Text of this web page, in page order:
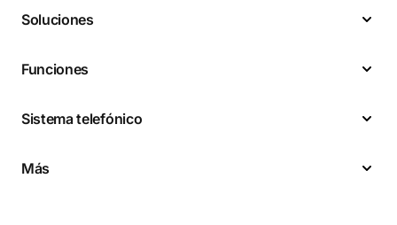
Soluciones
Funciones
Sistema telefónico
Más